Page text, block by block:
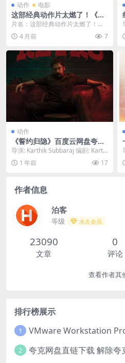
动作 电影
这部经典动作片太燃了！《生
死格斗》2006美国动作大片百
度云网盘夸克下载
片名：这部经典动作片太燃了！
《生死格斗》2006美国动作大片百
度云网盘夸克下载 ...
4 月前 7
动作
《誓约归隐》百度云网盘夸克
下载.阿里云盘.中字.(2025)
导演: Karthik Subbaraj 编剧: Karthi
k Subbara...
1 年前 17
作者信息
泊客
等级 永久会员
23090
文章
0
评论
查看作者其
排行榜展示
1
2 夸克网盘直链下载 解除